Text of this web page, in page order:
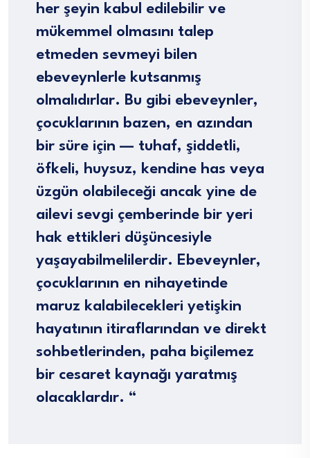
her şeyin kabul edilebilir ve
mükemmel olmasını talep
etmeden sevmeyi bilen
ebeveynlerle kutsanmış
olmalıdırlar. Bu gibi ebeveynler,
çocuklarının bazen, en azından
bir süre için — tuhaf, şiddetli,
öfkeli, huysuz, kendine has veya
üzgün olabileceği ancak yine de
ailevi sevgi çemberinde bir yeri
hak ettikleri düşüncesiyle
yaşayabilmelilerdir. Ebeveynler,
çocuklarının en nihayetinde
maruz kalabilecekleri yetişkin
hayatının itiraflarından ve direkt
sohbetlerinden, paha biçilemez
bir cesaret kaynağı yaratmış
olacaklardır. “